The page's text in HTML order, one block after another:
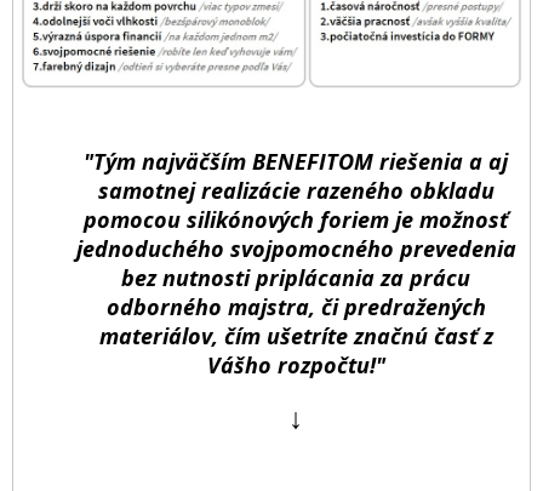
"Tým najväčším BENEFITOM riešenia a aj
samotnej realizácie razeného obkladu
pomocou silikónových foriem je možnosť
jednoduchého svojpomocného prevedenia
bez nutnosti priplácania za prácu
odborného majstra, či predražených
materiálov, čím ušetríte značnú časť z
Vášho rozpočtu!"
↓